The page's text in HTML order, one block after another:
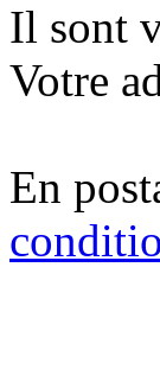
Il sont
Votre
En